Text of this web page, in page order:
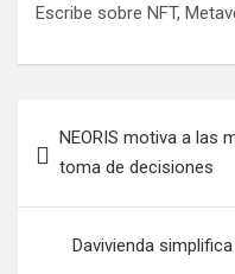
Escribe sobre NFT,
de NEORIS motiva a las
toma de decisiones
Davivienda